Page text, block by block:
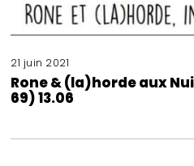
21 juin 2021
Rone & (la)horde aux
69) 13.06